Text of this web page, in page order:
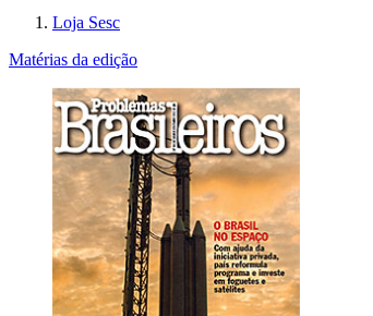
Loja Sesc
Matérias da edição